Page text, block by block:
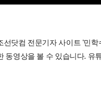
선닷컴 전문기자 사이트 '민
동영상을 볼 수 있습니다. 유